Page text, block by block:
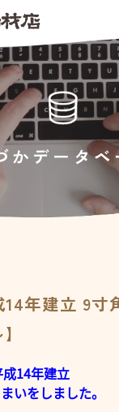
かデータ
14年建立 9寸
14年建立
いをしました。